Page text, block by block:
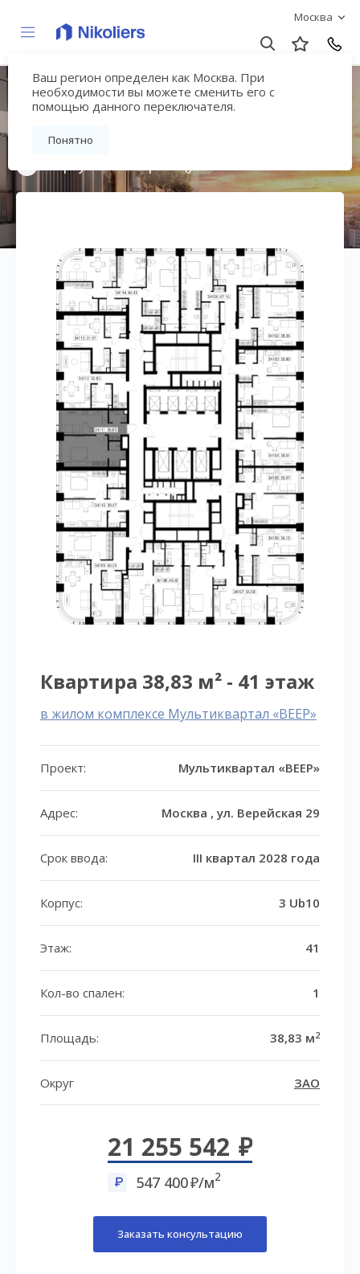
Москва
Ваш регион определен как Москва. При
необходимости вы можете сменить его с
помощью данного переключателя.
Понятно
Мультиквартал
«ВЕЕР»
Квартира 38,83 м² - 41 этаж
в жилом комплексе Мультиквартал «ВЕЕР»
Проект: Мультиквартал «ВЕЕР»
Адрес: Москва , ул. Верейская 29
Срок ввода: III квартал 2028 года
Корпус: 3 Ub10
Этаж: 41
Кол-во спален: 1
Площадь: 38,83 м2
Округ ЗАО
21 255 542
547 400 /м2
Заказать консультацию